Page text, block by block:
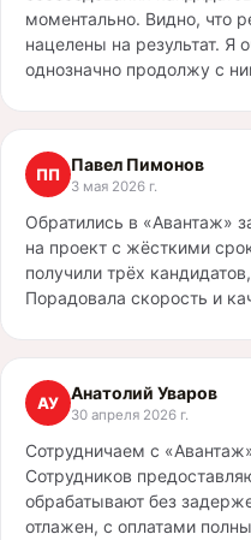
моментально. Видно, что
нацелены на результат. Я
однозначно продолжу с
ПП Павел Пимонов
3 мая 2026 г.
Обратились в «Авантаж»
на проект с жёсткими
получили трёх
Порадовала скорость и
АУ Анатолий Уваров
30 апреля 2026 г.
Сотрудничаем с
Сотрудников
обрабатывают без
отлажен, с оплатами